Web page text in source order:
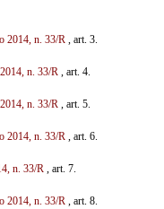
2014, n. 33/R, art. 3.
n. 33/R, art. 4.
n. 33/R, art. 5.
2014, n. 33/R, art. 6.
n. 33/R, art. 7.
2014, n. 33/R, art. 8.